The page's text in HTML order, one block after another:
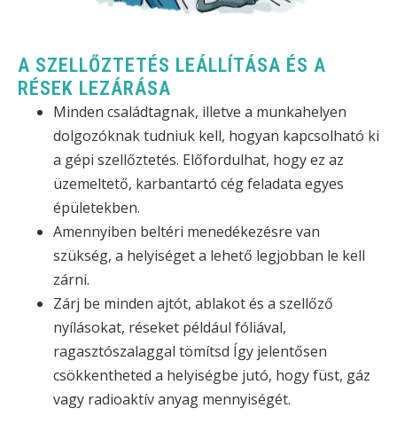
A SZELLŐZTETÉS LEÁLLÍTÁSA ÉS A
RÉSEK LEZÁRÁSA
Minden családtagnak, illetve a munkahelyen
dolgozóknak tudniuk kell, hogyan kapcsolható ki
a gépi szellőztetés. Előfordulhat, hogy ez az
üzemeltető, karbantartó cég feladata egyes
épületekben.
Amennyiben beltéri menedékezésre van
szükség, a helyiséget a lehető legjobban le kell
zárni.
Zárj be minden ajtót, ablakot és a szellőző
nyílásokat, réseket például fóliával,
ragasztószalaggal tömítsd Így jelentősen
csökkentheted a helyiségbe jutó, hogy füst, gáz
vagy radioaktív anyag mennyiségét.